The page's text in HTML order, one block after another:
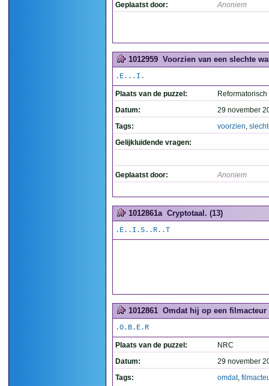
Geplaatst door: Anoniem
1012959 Voorzien van een slechte
.E...I.
Plaats van de puzzel:
Datum:
29 november
Tags:
voorzien,
Gelijkluidende vragen:
Geplaatst door: Anoniem
1012861a Cryptotaal. (13)
.E..I.S..R..T
1012861 Omdat hij op een
.O.B.E.R
Plaats van de puzzel:
NRC
Datum:
29 november
Tags:
omdat,